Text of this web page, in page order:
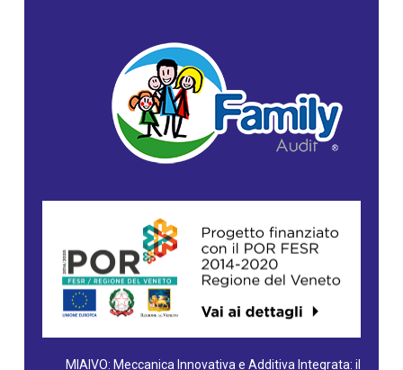
MIAIVO: Meccanica Innovativa e Additiva Integrata: il